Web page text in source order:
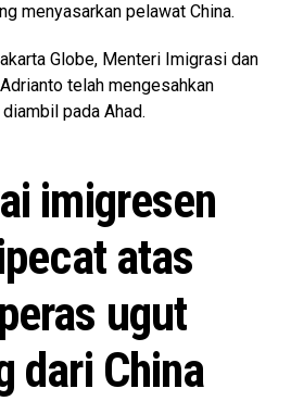
menyasarkan pelawat China.
Globe, Menteri Imigrasi dan
telah mengesahkan
pada Ahad.
imigresen
atas
ugut
dari China